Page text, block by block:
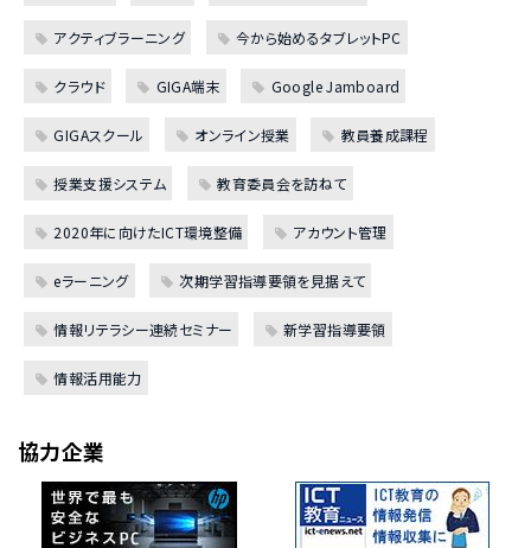
アクティブラーニング 今から始めるタブレットPC
クラウド GIGA端末 Google Jamboard
GIGAスクール オンライン授業 教員養成課程
授業支援システム 教育委員会を訪ねて
2020年に向けたICT環境整備 アカウント管理
eラーニング 次期学習指導要領を見据えて
情報リテラシー連続セミナー 新学習指導要領
情報活用能力
協力企業